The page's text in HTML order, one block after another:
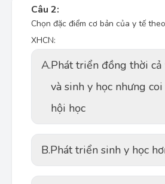
Câu 2:
Chọn đặc điểm cơ bản của y tế
XHCN:
A.Phát triển đồng thời cả
và sinh y học nhưng
hội học
B.Phát triển sinh y học